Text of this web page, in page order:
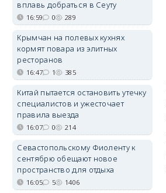
вплавь добраться в Сеуту
16:59 0 289
Крымчан на полевых кухнях
кормят повара из элитных
ресторанов
16:47 1 385
Китай пытается остановить утечку
специалистов и ужесточает
правила выезда
16:07 0 214
Севастопольскому Фиоленту к
сентябрю обещают новое
пространство для отдыха
16:05 5 1406